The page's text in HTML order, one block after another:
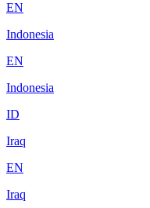
EN
Indonesia
EN
Indonesia
ID
Iraq
EN
Iraq